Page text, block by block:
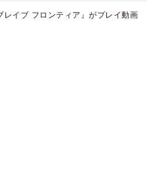
レイブ フロンティア』がプレイ動画